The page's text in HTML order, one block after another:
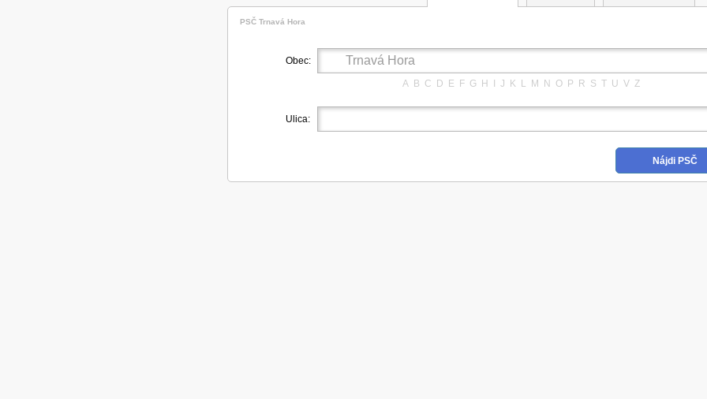
PSČ Trnavá Hora
Obec:
A B C D E F G H J K L M N O P R S T U V Z
Ulica: